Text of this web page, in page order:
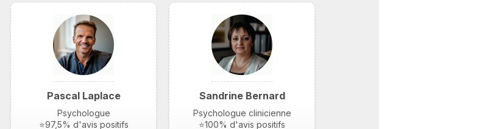
m'en veux pas." Je savais que son
accouchement c'était mal passé, mais je
n'avais pas compris à quel point elle
avait été traumatisée par cet événement.
Pascal Laplace
Psychologue
⭐97,5% d'avis positifs
Sandrine Bernard
Psychologue clinicienne
⭐100% d'avis positifs